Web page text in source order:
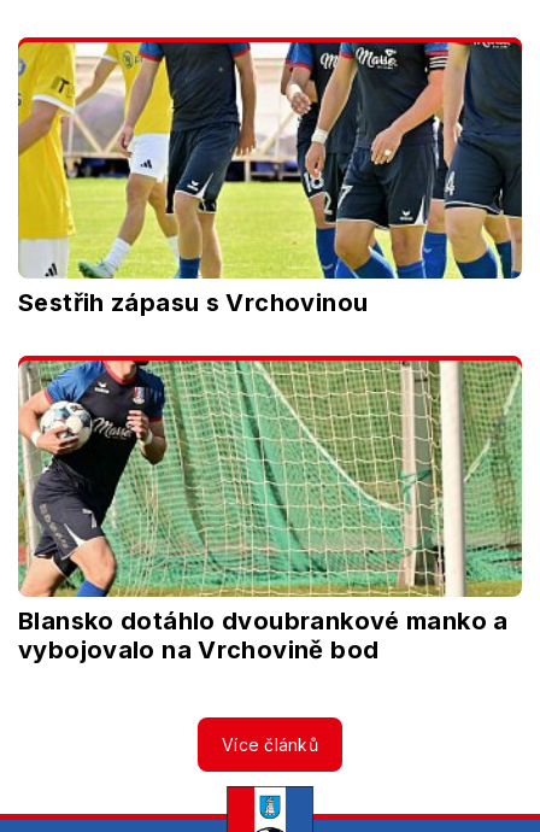
Sestřih zápasu s Vrchovinou
Blansko dotáhlo dvoubrankové manko a
vybojovalo na Vrchovině bod
Více článků